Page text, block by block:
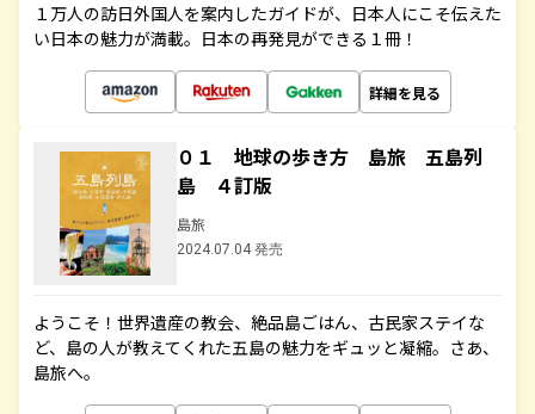
１万人の訪日外国人を案内したガイドが、日本人にこそ伝えた
い日本の魅力が満載。日本の再発見ができる１冊！
詳細を見る
０１ 地球の歩き方 島旅 五島列
島 ４訂版
島旅
2024.07.04 発売
ようこそ！世界遺産の教会、絶品島ごはん、古民家ステイな
ど、島の人が教えてくれた五島の魅力をギュッと凝縮。さあ、
島旅へ。